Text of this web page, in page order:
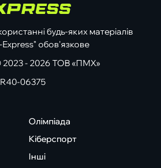
будь-яких матеріалів
обов'язкове
2023 - 2026 ТОВ «ПМХ»
R40-06375
Олімпіада
Кіберспорт
Інші